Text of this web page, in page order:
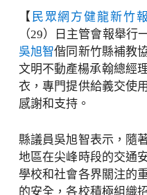
【 民眾網方健龍新竹
（29）日主管會報舉行
吳旭智偕同新竹縣補教
文明不動產楊承翰總經
衣，專門提供給義交使
感謝和支持。
縣議員吳旭智表示，隨
地區在尖峰時段的交通
學校和社會各界關注的
的安全，各校積極組織